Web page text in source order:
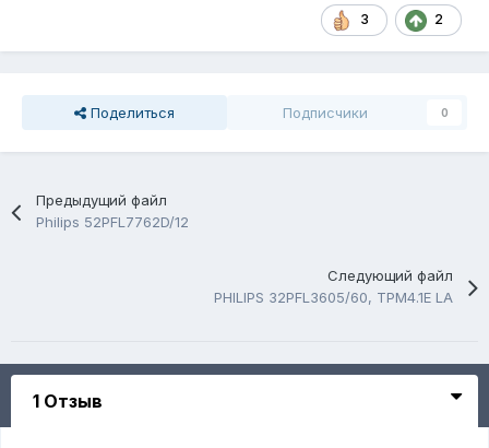
3 2
Поделиться Подписчики 0
Предыдущий файл
Philips 52PFL7762D/12
Следующий файл
PHILIPS 32PFL3605/60, TPM4.1E LA
1 Отзыв